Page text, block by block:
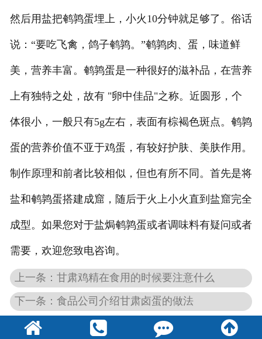
然后用盐把鹌鹑蛋埋上，小火10分钟就足够了。俗话
说：“要吃飞禽，鸽子鹌鹑。”鹌鹑肉、蛋，味道鲜
美，营养丰富。鹌鹑蛋是一种很好的滋补品，在营养
上有独特之处，故有 "卵中佳品"之称。近圆形，个
体很小，一般只有5g左右，表面有棕褐色斑点。鹌鹑
蛋的营养价值不亚于鸡蛋，有较好护肤、美肤作用。
制作原理和前者比较相似，但也有所不同。首先是将
盐和鹌鹑蛋搭建成窟，随后于火上小火直到盐窟完全
成型。如果您对于盐焗鹌鹑蛋或者调味料有疑问或者
需要，欢迎您致电咨询。
上一条：甘肃鸡精在食用的时候要注意什么
下一条：食品公司介绍甘肃卤蛋的做法